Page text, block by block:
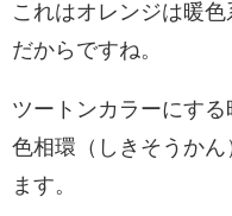
これはオレンジは暖
だからですね。
ツートンカラーにす
色相環（しきそうか
ます。